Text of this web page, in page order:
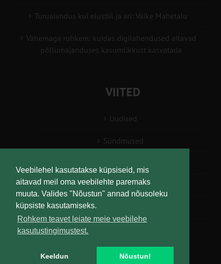
Veebilehel kasutatakse küpsiseid, mis
aitavad meil oma veebilehte paremaks
muuta. Valides "Nõustun" annad nõusoleku
küpsiste kasutamiseks.
Rohkem teavet leiate meie veebilehe
kasutustingimustest.
Keeldun Nõustun!
Turuaiandus kui elustiil ja äri: Väike Mahetalu
Vähemaga rohkem: kuidas digilahendused aitavad
põllumajanduses kasumlikkust kasvatada
VIITED
Uudised
Sündmused
Teabesalv
Liitu uudiskirjaga